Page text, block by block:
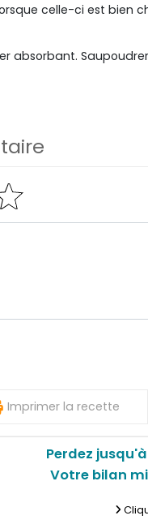
celle-ci est bien
absorbant.
Imprimer la recette
Perdez
Votre bilan